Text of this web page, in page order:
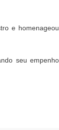
e
seu